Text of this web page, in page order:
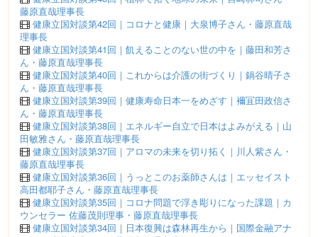
藤原直哉理事長
健康立国対談第42回｜コロナと健康｜大泉博子さん・藤原直哉
理事長
健康立国対談第41回｜飢えることのない世の中を｜藤田和芳さ
ん・藤原直哉理事長
健康立国対談第40回｜これからは介護の街づくり｜鍋谷晴子さ
ん・藤原直哉理事長
健康立国対談第39回｜健康寿命日本一をめざす｜襧冝田政信さ
ん・藤原直哉理事長
健康立国対談第38回｜エネルギー自立で日本はよみがえる｜山
田敏雅さん・藤原直哉理事長
健康立国対談第37回｜アロマの未来を切り拓く｜川人紫さん・
藤原直哉理事長
健康立国対談第36回｜うっとこのお薬師さんは｜エッセイスト
高田都耶子さん・藤原直哉理事長
健康立国対談第35回｜コロナ問題で浮き彫りになった課題｜カ
ウンセラー 佐藤茂則理事・藤原直哉理事長
健康立国対談第34回｜日本復興は森林再生から｜国際金融アナ